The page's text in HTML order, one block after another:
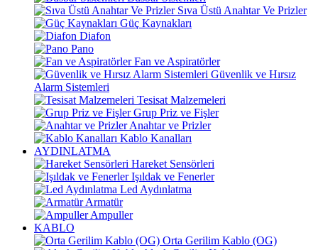
Sıva Üstü Anahtar Ve Prizler
Güç Kaynakları
Diafon
Pano
Fan ve Aspiratörler
Güvenlik ve Hırsız
Alarm Sistemleri
Tesisat Malzemeleri
Grup Priz ve Fişler
Anahtar ve Prizler
Kablo Kanalları
AYDINLATMA
Hareket Sensörleri
Işıldak ve Fenerler
Led Aydınlatma
Armatür
Ampuller
KABLO
Orta Gerilim Kablo (OG)